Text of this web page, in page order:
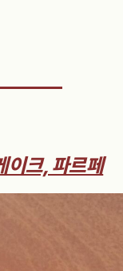
이크, 파르페